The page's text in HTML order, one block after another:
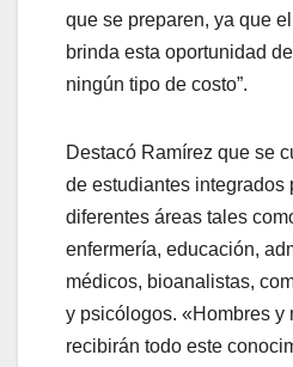
que se preparen, ya que
brinda esta oportunidad
ningún tipo de costo”.
Destacó Ramírez que se
de estudiantes integrados
diferentes áreas tales
enfermería, educación,
médicos, bioanalistas,
y psicólogos. «Hombres y
recibirán todo este